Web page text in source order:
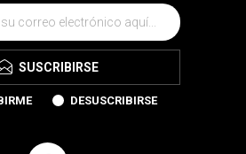
SUSCRIBIRSE
DESUSCRIBIRSE